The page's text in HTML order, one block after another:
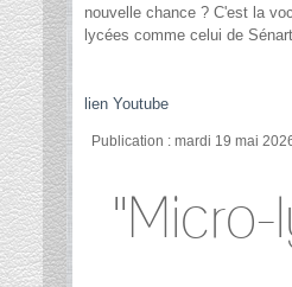
nouvelle chance ? C'est la
lycées comme celui de
lien Youtube
Publication : mardi 19 mai